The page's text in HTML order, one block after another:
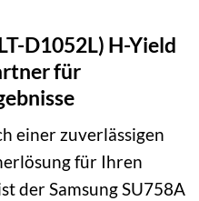
D1052L) H-Yield
für
einer zuverlässigen
für Ihren
der Samsung SU758A